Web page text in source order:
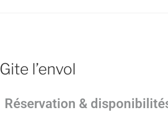
Gite l’envol
Réservation &